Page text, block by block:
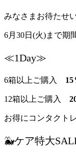
みなさまお待たせ
6月30日(火)まで期
6箱以上ご購入 15
12箱以上ご購入
お得にコンタクト
🐳ケア特大